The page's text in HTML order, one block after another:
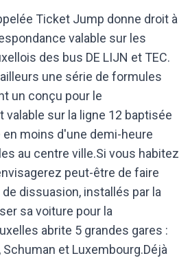
Ticket Jump donne droit à
valable sur les
des bus DE LIJN et TEC.
une série de formules
un conçu pour le
valable sur la ligne 12 baptisée
en moins d'une demi-heure
au centre ville.Si vous habitez
peut-être de faire
dissuasion, installés par la
sa voiture pour la
abrite 5 grandes gares :
Schuman et Luxembourg.Déjà